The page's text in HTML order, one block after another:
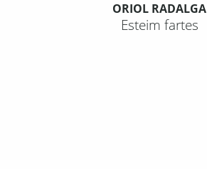
ORIOL RADALGA
Esteim fartes